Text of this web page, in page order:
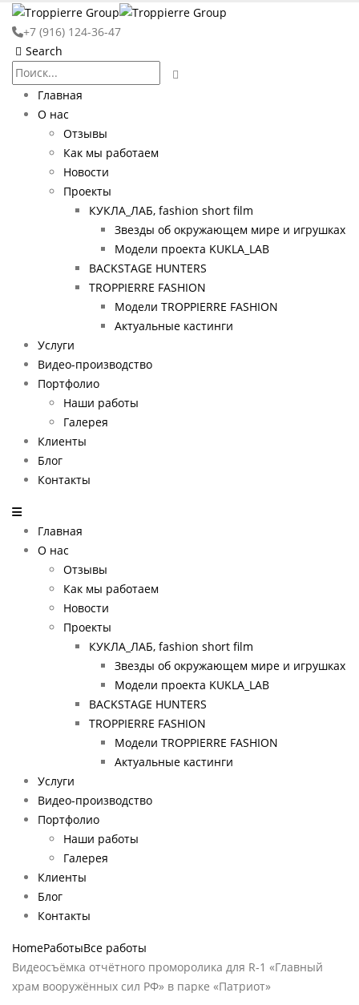
+7 (916) 124-36-47
Search
Главная
О нас
Отзывы
Как мы работаем
Новости
Проекты
КУКЛА_ЛАБ, fashion short film
Звезды об окружающем мире и игрушках
Модели проекта KUKLA_LAB
BACKSTAGE HUNTERS
TROPPIERRE FASHION
Модели TROPPIERRE FASHION
Актуальные кастинги
Услуги
Видео-производство
Портфолио
Наши работы
Галерея
Клиенты
Блог
Контакты
Главная
О нас
Отзывы
Как мы работаем
Новости
Проекты
КУКЛА_ЛАБ, fashion short film
Звезды об окружающем мире и игрушках
Модели проекта KUKLA_LAB
BACKSTAGE HUNTERS
TROPPIERRE FASHION
Модели TROPPIERRE FASHION
Актуальные кастинги
Услуги
Видео-производство
Портфолио
Наши работы
Галерея
Клиенты
Блог
Контакты
HomeРаботыВсе работы
Видеосъёмка отчётного проморолика для R-1 «Главный
храм вооружённых сил РФ» в парке «Патриот»